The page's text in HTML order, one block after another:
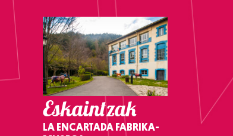
Eskaintzak
LA ENCARTADA FABRIKA-